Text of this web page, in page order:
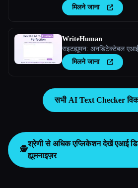
किया गया था या नहीं। AI
मुफ़्त।
मिलने जाना
WriteHuman
राइटह्यूमन: अनडिटेक्टेबल
मिलने जाना
सभी AI Text Checker
🕵️
श्रेणी से अधिक एप्लिकेशन देखेंएआई
ह्यूमनाइज़र